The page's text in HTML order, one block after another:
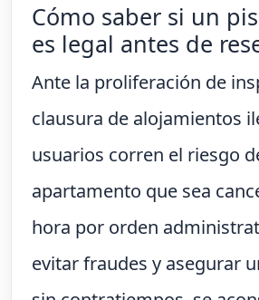
Cómo saber si un
es legal antes de
Ante la proliferación de
clausura de alojamientos
usuarios corren el riesgo
apartamento que sea
hora por orden
evitar fraudes y asegurar